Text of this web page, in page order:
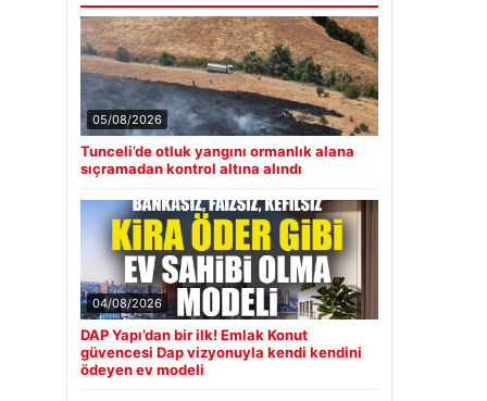
05/08/2026
Tunceli’de otluk yangını ormanlık alana
sıçramadan kontrol altına alındı
04/08/2026
DAP Yapı’dan bir ilk! Emlak Konut
güvencesi Dap vizyonuyla kendi kendini
ödeyen ev modeli